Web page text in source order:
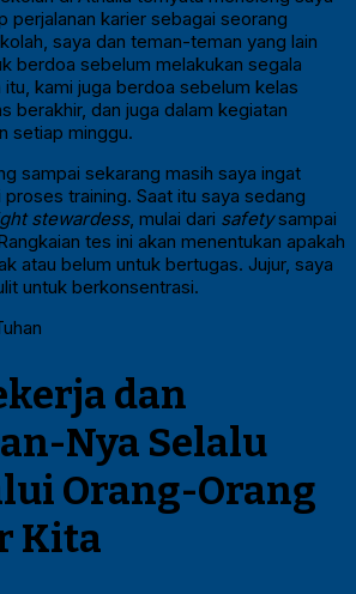
perjalanan karier sebagai seorang
saya dan teman-teman yang lain
berdoa sebelum melakukan segala
kami juga berdoa sebelum kelas
berakhir, dan juga dalam kegiatan
setiap minggu.
sampai sekarang masih saya ingat
training. Saat itu saya sedang
stewardess, mulai dari safetysampai
tes ini akan menentukan apakah
atau belum untuk bertugas. Jujur, saya
untuk berkonsentrasi.
dan
Nya Selalu
Orang-Orang
Kita